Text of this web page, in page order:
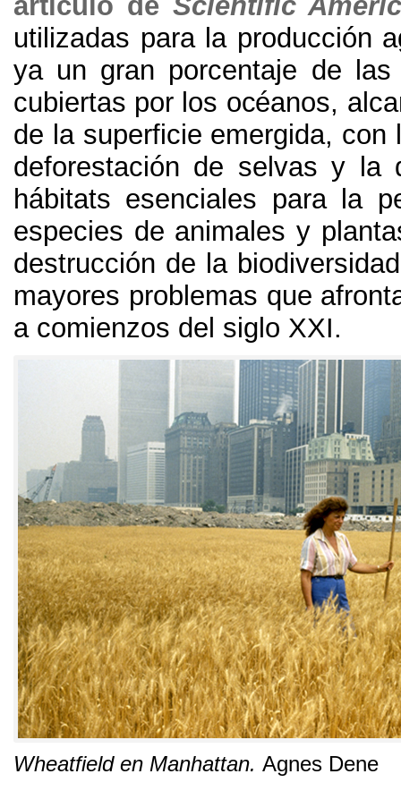
utilizadas para la producción
ya un gran porcentaje de las
cubiertas por los océanos,
de la superficie emergida, con
deforestación de selvas y la
hábitats esenciales para la
especies de animales y
destrucción de la
mayores problemas que
a comienzos del siglo XXI.
Wheatfield en Manhattan. Agnes Dene